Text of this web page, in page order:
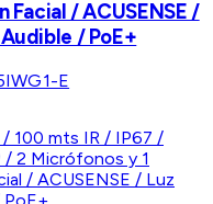
/ ACUSENSE /
/ PoE+
E